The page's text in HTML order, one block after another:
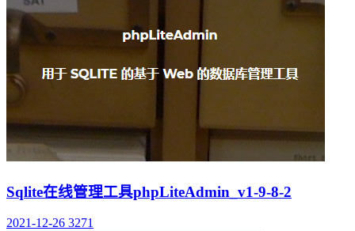
Sqlite在线管理工具phpLiteAdmin_v1-9-8-2
2021-12-26 3271